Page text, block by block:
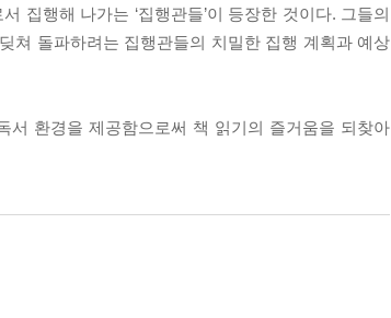
집행해 나가는 ‘집행관들’이 등장한 것이다. 그들의
쳐 돌파하려는 집행관들의 치밀한 집행 계획과 예상
환경을 제공함으로써 책 읽기의 즐거움을 되찾아